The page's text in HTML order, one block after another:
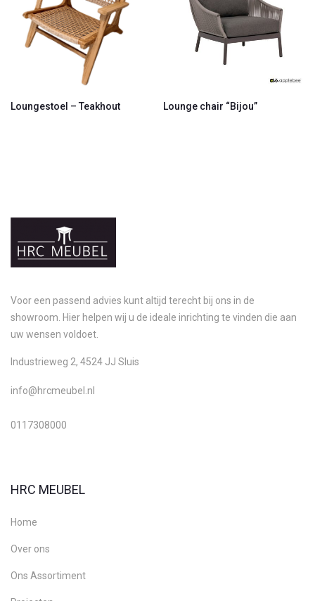
Loungestoel – Teakhout Lounge chair “Bijou”
Voor een passend advies kunt altijd terecht bij ons in de
showroom. Hier helpen wij u de ideale inrichting te vinden die aan
uw wensen voldoet.
Industrieweg 2, 4524 JJ Sluis
info@hrcmeubel.nl
0117308000
HRC MEUBEL
Home
Over ons
Ons Assortiment